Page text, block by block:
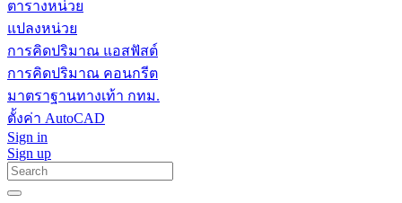
ตารางหน่วย
แปลงหน่วย
การคิดปริมาณ แอสฟัสต์
การคิดปริมาณ คอนกรีต
มาตราฐานทางเท้า กทม.
ตั้งค่า AutoCAD
Sign in
Sign up